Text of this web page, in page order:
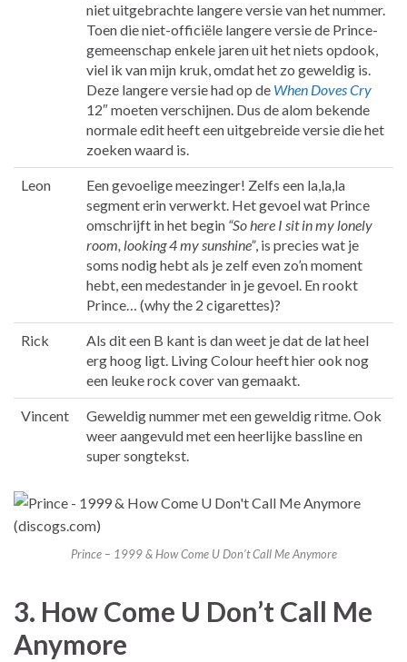
niet uitgebrachte langere versie van het nummer.
Toen die niet-officiële langere versie de Prince-
gemeenschap enkele jaren uit het niets opdook,
viel ik van mijn kruk, omdat het zo geweldig is.
Deze langere versie had op de When Doves Cry
12″ moeten verschijnen. Dus de alom bekende
normale edit heeft een uitgebreide versie die het
zoeken waard is.
Leon
Een gevoelige meezinger! Zelfs een la,la,la
segment erin verwerkt. Het gevoel wat Prince
omschrijft in het begin “So here I sit in my lonely
room, looking 4 my sunshine”, is precies wat je
soms nodig hebt als je zelf even zo’n moment
hebt, een medestander in je gevoel. En rookt
Prince… (why the 2 cigarettes)?
Rick
Als dit een B kant is dan weet je dat de lat heel
erg hoog ligt. Living Colour heeft hier ook nog
een leuke rock cover van gemaakt.
Vincent
Geweldig nummer met een geweldig ritme. Ook
weer aangevuld met een heerlijke bassline en
super songtekst.
Prince – 1999 & How Come U Don’t Call Me Anymore
3. How Come U Don’t Call Me
Anymore